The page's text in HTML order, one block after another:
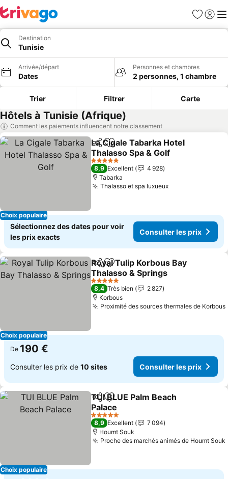
Favoris
Se
Destination
Tunisie
Arrivée/départ
Dates
Personnes et chambres
2 personnes, 1 chambre
Trier Filtrer Carte
Hôtels à Tunisie (Afrique)
Comment les paiements influencent notre classement
Choix populaire
PartagerAjouter à mes favoris
La Cigale Tabarka Hotel
Thalasso Spa & Golf
5 Étoiles
8,9 Excellent
4 928
Tabarka
Thalasso et spa luxueux
Sélectionnez des dates pour voir
les prix exacts
Consulter les prix
Choix populaire
PartagerAjouter à mes favoris
Royal Tulip Korbous Bay
Thalasso & Springs
5 Étoiles
8,4 Très bien
2 827
Korbous
Proximité des sources thermales de Korbous
De 190 €
Consulter les prix de 10 sites Consulter les prix
Choix populaire
PartagerAjouter à mes favoris
TUI BLUE Palm Beach
Palace
5 Étoiles
8,9 Excellent
7 094
Houmt Souk
Proche des marchés animés de Houmt Souk